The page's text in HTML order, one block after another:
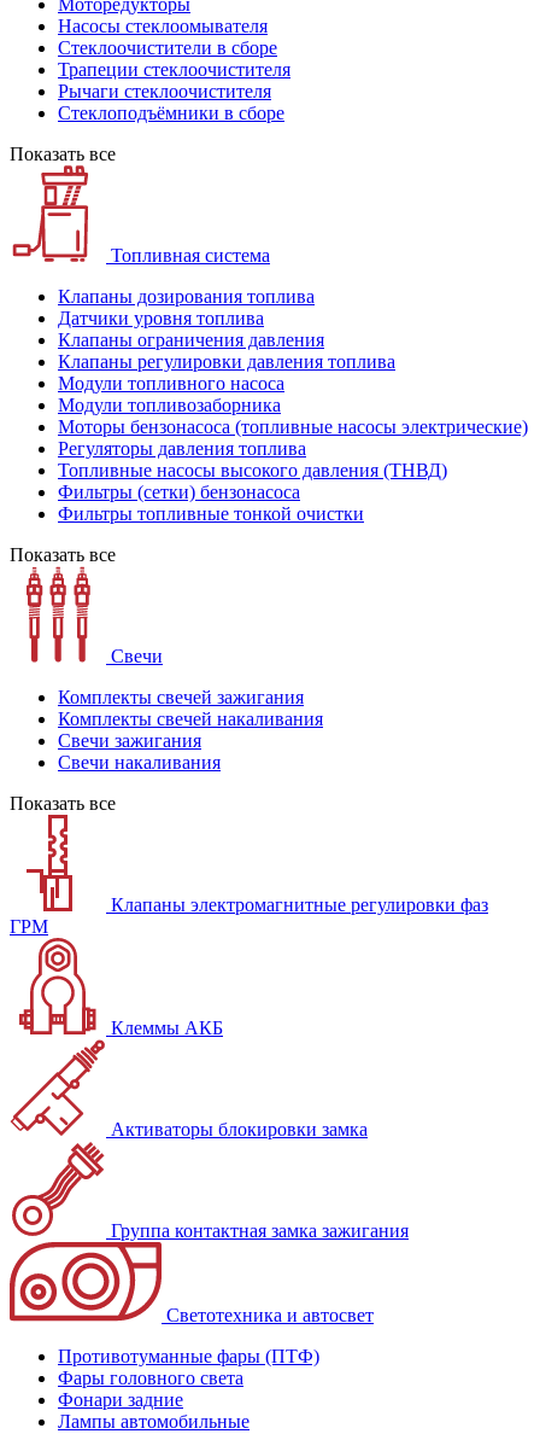
Моторедукторы
Насосы стеклоомывателя
Стеклоочистители в сборе
Трапеции стеклоочистителя
Рычаги стеклоочистителя
Стеклоподъёмники в сборе
Показать все
Топливная система
Клапаны дозирования топлива
Датчики уровня топлива
Клапаны ограничения давления
Клапаны регулировки давления топлива
Модули топливного насоса
Модули топливозаборника
Моторы бензонасоса (топливные насосы электрические)
Регуляторы давления топлива
Топливные насосы высокого давления (ТНВД)
Фильтры (сетки) бензонасоса
Фильтры топливные тонкой очистки
Показать все
Свечи
Комплекты свечей зажигания
Комплекты свечей накаливания
Свечи зажигания
Свечи накаливания
Показать все
Клапаны электромагнитные регулировки фаз
ГРМ
Клеммы АКБ
Активаторы блокировки замка
Группа контактная замка зажигания
Светотехника и автосвет
Противотуманные фары (ПТФ)
Фары головного света
Фонари задние
Лампы автомобильные